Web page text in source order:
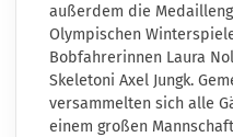
außerdem die
Olympischen
Bobfahrerinnen Laura
Skeletoni Axel Jungk.
versammelten sich alle
einem großen